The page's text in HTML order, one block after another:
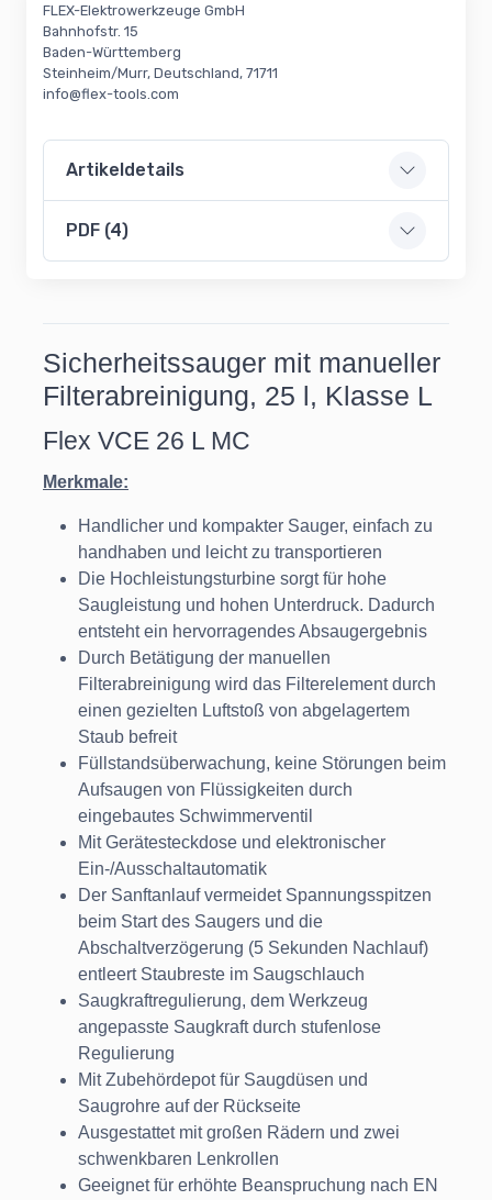
FLEX-Elektrowerkzeuge GmbH
Bahnhofstr. 15
Baden-Württemberg
Steinheim/Murr, Deutschland, 71711
info@flex-tools.com
Artikeldetails
PDF (4)
Sicherheitssauger mit manueller
Filterabreinigung, 25 l, Klasse L
Flex VCE 26 L MC
Merkmale:
Handlicher und kompakter Sauger, einfach zu
handhaben und leicht zu transportieren
Die Hochleistungsturbine sorgt für hohe
Saugleistung und hohen Unterdruck. Dadurch
entsteht ein hervorragendes Absaugergebnis
Durch Betätigung der manuellen
Filterabreinigung wird das Filterelement durch
einen gezielten Luftstoß von abgelagertem
Staub befreit
Füllstandsüberwachung, keine Störungen beim
Aufsaugen von Flüssigkeiten durch
eingebautes Schwimmerventil
Mit Gerätesteckdose und elektronischer
Ein-/Ausschaltautomatik
Der Sanftanlauf vermeidet Spannungsspitzen
beim Start des Saugers und die
Abschaltverzögerung (5 Sekunden Nachlauf)
entleert Staubreste im Saugschlauch
Saugkraftregulierung, dem Werkzeug
angepasste Saugkraft durch stufenlose
Regulierung
Mit Zubehördepot für Saugdüsen und
Saugrohre auf der Rückseite
Ausgestattet mit großen Rädern und zwei
schwenkbaren Lenkrollen
Geeignet für erhöhte Beanspruchung nach EN